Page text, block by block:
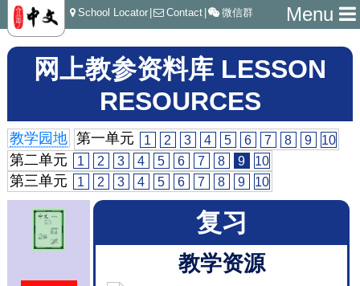
Menu
School Locator Contact 微信群
网上教参资料库 LESSON
RESOURCES
教学园地 第一单元 1 2 3 4 5 6 7 8 9 10
第二单元 1 2 3 4 5 6 7 8 9 10
第三单元 1 2 3 4 5 6 7 8 9 10
复习
教学资源